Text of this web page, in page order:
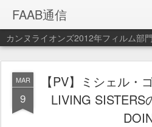
FAAB通信
カンヌライオンズ2012年フィルム部
MAR
9
【PV】ミシェル・
LIVING SISTERS